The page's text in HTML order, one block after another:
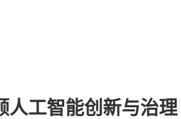
人工智能创新与治理